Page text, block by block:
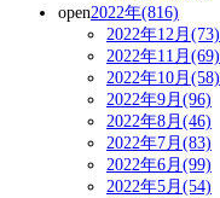
open2022年(816)
2022年12月(73)
2022年11月(69)
2022年10月(58)
2022年9月(96)
2022年8月(46)
2022年7月(83)
2022年6月(99)
2022年5月(54)